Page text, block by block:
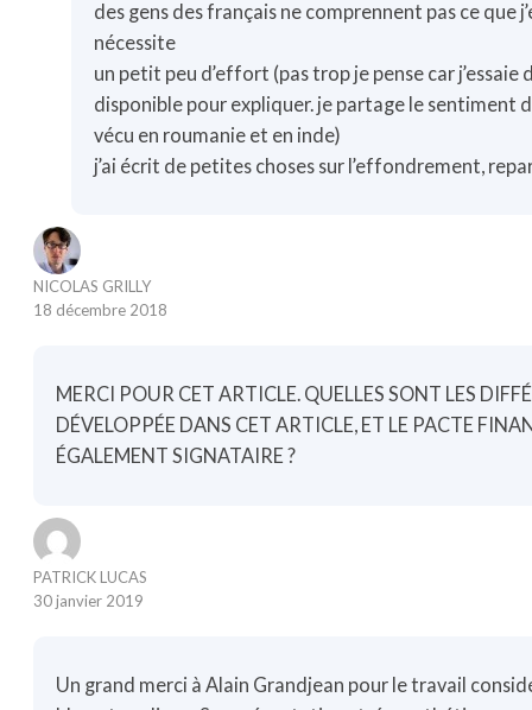
des gens des français ne comprennent pas ce que
nécessite
un petit peu d’effort (pas trop je pense car j’essaie
disponible pour expliquer. je partage le sentiment
vécu en roumanie et en inde)
j’ai écrit de petites choses sur l’effondrement,
NICOLAS GRILLY
18 décembre 2018
MERCI POUR CET ARTICLE. QUELLES SONT LES
DÉVELOPPÉE DANS CET ARTICLE, ET LE PACTE
ÉGALEMENT SIGNATAIRE ?
PATRICK LUCAS
30 janvier 2019
Un grand merci à Alain Grandjean pour le travail